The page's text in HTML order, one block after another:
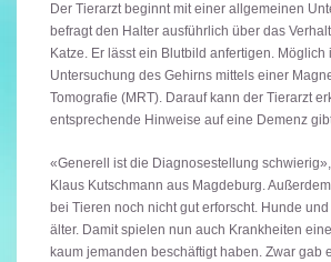
Der Tierarzt beginnt mit einer allgemeinen
befragt den Halter ausführlich über das
Katze. Er lässt ein Blutbild anfertigen. Möglich
Untersuchung des Gehirns mittels einer
Tomografie (MRT). Darauf kann der Tierarzt
entsprechende Hinweise auf eine Demenz
«Generell ist die Diagnosestellung
Klaus Kutschmann aus Magdeburg.
bei Tieren noch nicht gut erforscht. Hunde
älter. Damit spielen nun auch Krankheiten
kaum jemanden beschäftigt haben. Zwar gab